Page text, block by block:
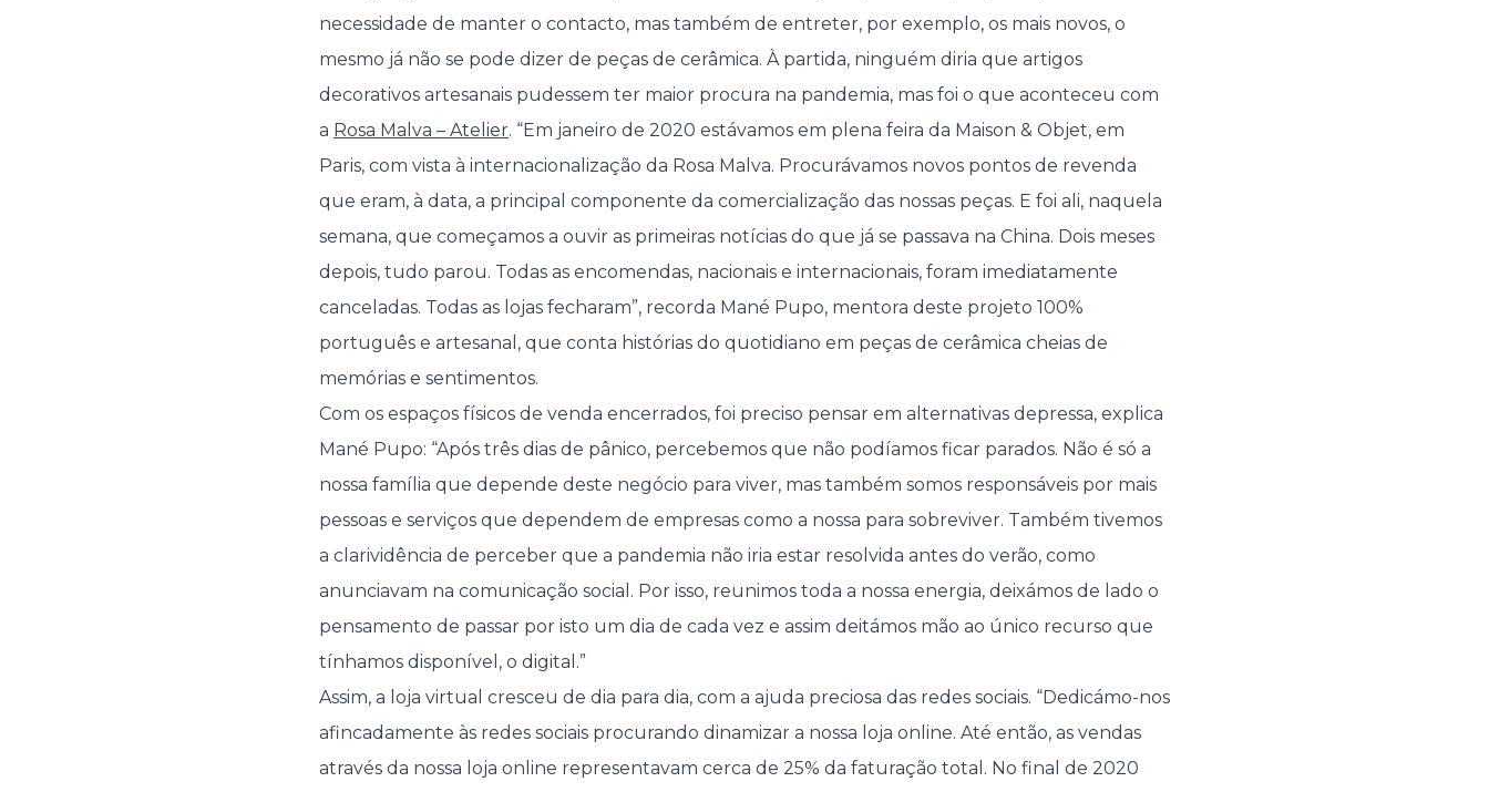
necessidade de manter o contacto, mas também de entreter, por exemplo, os mais novos, o
mesmo já não se pode dizer de peças de cerâmica. À partida, ninguém diria que artigos
decorativos artesanais pudessem ter maior procura na pandemia, mas foi o que aconteceu com
a Rosa Malva – Atelier. “Em janeiro de 2020 estávamos em plena feira da Maison & Objet, em
Paris, com vista à internacionalização da Rosa Malva. Procurávamos novos pontos de revenda
que eram, à data, a principal componente da comercialização das nossas peças. E foi ali, naquela
semana, que começamos a ouvir as primeiras notícias do que já se passava na China. Dois meses
depois, tudo parou. Todas as encomendas, nacionais e internacionais, foram imediatamente
canceladas. Todas as lojas fecharam”, recorda Mané Pupo, mentora deste projeto 100%
português e artesanal, que conta histórias do quotidiano em peças de cerâmica cheias de
memórias e sentimentos.
Com os espaços físicos de venda encerrados, foi preciso pensar em alternativas depressa, explica
Mané Pupo: “Após três dias de pânico, percebemos que não podíamos ficar parados. Não é só a
nossa família que depende deste negócio para viver, mas também somos responsáveis por mais
pessoas e serviços que dependem de empresas como a nossa para sobreviver. Também tivemos
a clarividência de perceber que a pandemia não iria estar resolvida antes do verão, como
anunciavam na comunicação social. Por isso, reunimos toda a nossa energia, deixámos de lado o
pensamento de passar por isto um dia de cada vez e assim deitámos mão ao único recurso que
tínhamos disponível, o digital.”
Assim, a loja virtual cresceu de dia para dia, com a ajuda preciosa das redes sociais. “Dedicámo-nos
afincadamente às redes sociais procurando dinamizar a nossa loja online. Até então, as vendas
através da nossa loja online representavam cerca de 25% da faturação total. No final de 2020